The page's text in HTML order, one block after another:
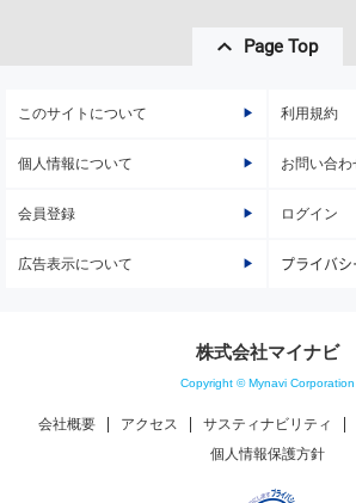
Page Top
このサイトについて 利用規約
個人情報について お問い合わ
会員登録 ログイン
広告表示について プライバシ
株式会社マイナビ
Copyright © Mynavi Corporation
会社概要 アクセス サスティナビリティ
個人情報保護方針